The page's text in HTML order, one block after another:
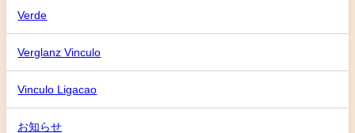
Verde
Verglanz Vinculo
Vinculo Ligacao
お知らせ